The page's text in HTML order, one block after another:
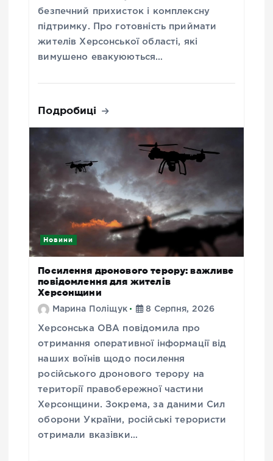
безпечний прихисток і комплексну
підтримку. Про готовність приймати
жителів Херсонської області, які
вимушено евакуюються…
Подробиці
Новини
Посилення дронового терору: важливе
повідомлення для жителів
Херсонщини
Марина Поліщук 8 Серпня, 2026
Херсонська ОВА повідомила про
отримання оперативної інформації від
наших воїнів щодо посилення
російського дронового терору на
території правобережної частини
Херсонщини. Зокрема, за даними Сил
оборони України, російські терористи
отримали вказівки…